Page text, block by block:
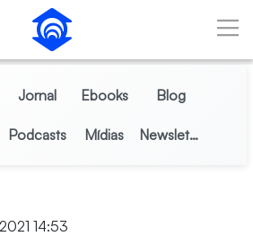
principal
Jornal Ebooks Blog
Podcasts Mídias Newsletter
14:53